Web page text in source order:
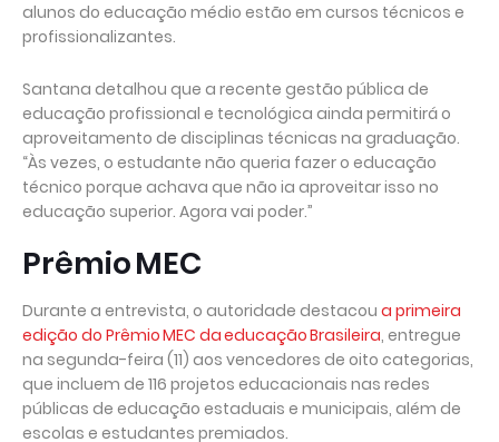
alunos do educação médio estão em cursos técnicos e
profissionalizantes.
Santana detalhou que a recente gestão pública de
educação profissional e tecnológica ainda permitirá o
aproveitamento de disciplinas técnicas na graduação.
“Às vezes, o estudante não queria fazer o educação
técnico porque achava que não ia aproveitar isso no
educação superior. Agora vai poder.”
Prêmio MEC
Durante a entrevista, o autoridade destacou a primeira
edição do Prêmio MEC da educação Brasileira, entregue
na segunda-feira (11) aos vencedores de oito categorias,
que incluem de 116 projetos educacionais nas redes
públicas de educação estaduais e municipais, além de
escolas e estudantes premiados.